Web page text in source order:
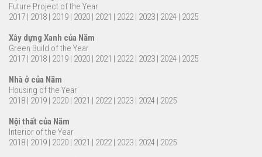
Future Project of the Year
2017 | 2018 | 2019 | 2020 | 2021 | 2022| 2023 | 2024 | 2025
Xây dựng Xanh của Năm
Green Build of the Year
2017 | 2018 | 2019 | 2020 | 2021 | 2022| 2023 | 2024 | 2025
Nhà ở của Năm
Housing of the Year
2018 | 2019 | 2020 | 2021 | 2022| 2023 | 2024 | 2025
Nội thất của Năm
Interior of the Year
2018 | 2019 | 2020 | 2021 | 2022| 2023 | 2024 | 2025